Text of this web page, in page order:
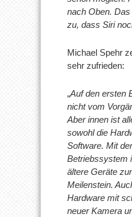
nach Oben.
zu, dass Siri
Michael Spehr
sehr zufrieden:
„Auf den ersten
nicht vom
Aber innen ist
sowohl die
Software. Mit
Betriebssystem
ältere Geräte
Meilenstein.
Hardware mit
neuer Kamera